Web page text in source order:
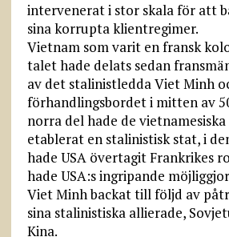
intervenerat i stor skala för att
sina korrupta klientregimer.
Vietnam som varit en fransk
talet hade delats sedan
av det stalinistledda Viet Minh
förhandlingsbordet i mitten av
norra del hade de
etablerat en stalinistisk stat, i
hade USA övertagit Frankrikes
hade USA:s ingripande
Viet Minh backat till följd av
sina stalinistiska allierade,
Kina.